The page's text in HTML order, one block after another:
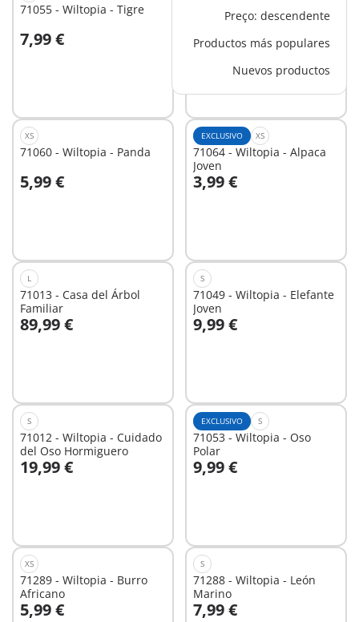
Preço: descendente
Productos más populares
Nuevos productos
71055 - Wiltopia - Tigre
7,99 €
71058 - Wiltopia - Tortuga
Gigante
7,99 €
A la cesta
XS
71060 - Wiltopia - Panda
5,99 €
EXCLUSIVO XS
71064 - Wiltopia - Alpaca
Joven
3,99 €
L
71013 - Casa del Árbol
Familiar
89,99 €
A la cesta
S
71049 - Wiltopia - Elefante
Joven
9,99 €
S
71012 - Wiltopia - Cuidado
del Oso Hormiguero
19,99 €
A la cesta
EXCLUSIVO S
71053 - Wiltopia - Oso
Polar
9,99 €
XS
71289 - Wiltopia - Burro
Africano
5,99 €
S
71288 - Wiltopia - León
Marino
7,99 €